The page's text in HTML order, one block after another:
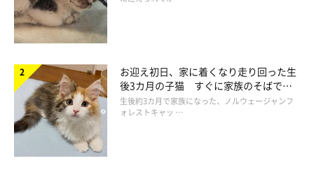
窓辺などで逆光を使うと、猫の体に光が当たって毛のふわふわし
た様子が撮影できます。光の真後ろから光が当たると顔が暗くな
ってしまうので、斜め後ろから光が当たるよう猫を誘導して撮影
できるとベストです！
お迎え初日、家に着くなり走り回った生
後3カ月の子猫 すぐに家族のそばで落
ち着く姿に「迎えてよかった」
生後約3カ月で家族になった、ノルウェージャンフ
ォレストキャッ …